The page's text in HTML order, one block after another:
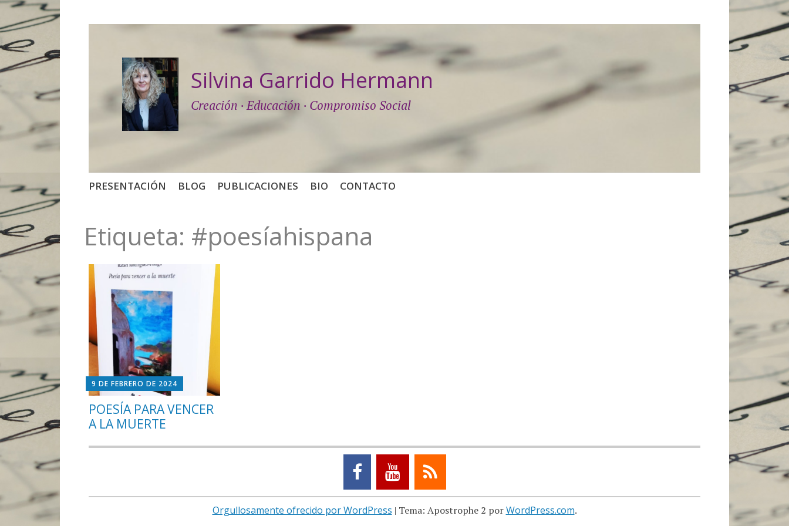
Silvina Garrido Hermann
Creación · Educación · Compromiso Social
Saltar
PRESENTACIÓN BLOG PUBLICACIONES BIO CONTACTO
Etiqueta: #poesíahispana
9 DE FEBRERO DE 2024
POESÍA PARA VENCER
A LA MUERTE
Orgullosamente ofrecido por WordPress | Tema: Apostrophe 2 porWordPress.com.